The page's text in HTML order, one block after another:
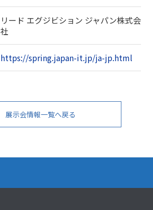
リード エグジビション ジャパン株式会
社
https://spring.japan-it.jp/ja-jp.html
展示会情報一覧へ戻る